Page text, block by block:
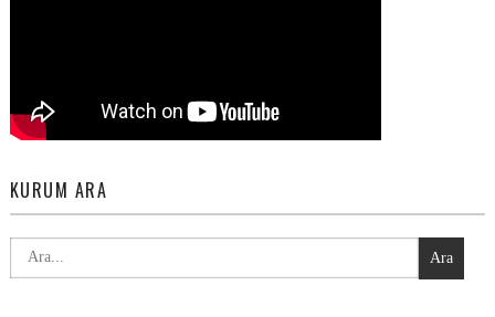
KURUM ARA
Ara